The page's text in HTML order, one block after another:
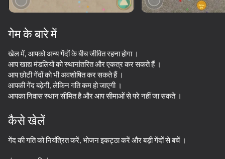
गेम के बारे में
खेल में, आपको अन्य गेंदों के बीच जीवित रहना होगा ।
आप खाद्य मंडलियों को स्थानांतरित और एकत्र कर सकते हैं ।
आप छोटी गेंदों को भी अवशोषित कर सकते हैं ।
आपकी गेंद बढ़ेगी, लेकिन गति कम हो जाएगी ।
आपका निवास स्थान सीमित है और आप सीमाओं से परे नहीं जा सकते ।
कैसे खेलें
गेंद की गति को नियंत्रित करें, भोजन इकट्ठा करें और बड़ी गेंदों से बचें ।